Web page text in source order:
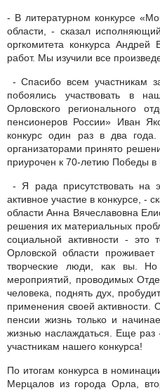
- В литературном конкурсе
области, - сказал
оргкомитета конкурса
работ. Мы изучили все
- Спасибо всем участникам
побоялись участвовать в
Орловского регионального
пенсионеров России» Иван
конкурс один раз в два
организаторами принято
приурочен к 70-летию Победы в
- Я рада присутствовать на
активное участие в конкурсе,
области Анна Вячеславовна
решения их материальных
социальной активности -
Орловской области
творческие люди, как вы. Но
мероприятий, проводимых
человека, поднять дух,
применения своей активности.
пенсии жизнь только и
жизнью наслаждаться. Еще раз
участникам нашего конкурса!
По итогам конкурса в
Мерцалов из города Орла,